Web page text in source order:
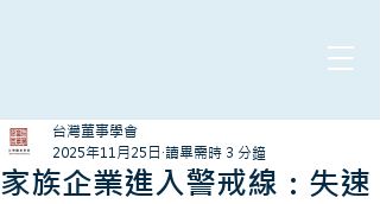
家族企業進入警戒線：失速
台灣董事學會
2025年11月25日 讀畢需時 3 分鐘